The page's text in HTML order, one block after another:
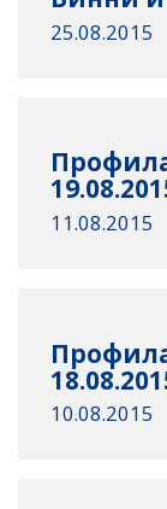
25.08.2015
11.08.2015
10.08.2015